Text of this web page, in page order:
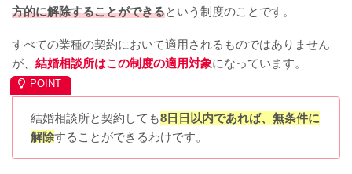
方的に解除することができるという制度のことです。
すべての業種の契約において適用されるものではありません
が、 結婚相談所はこの制度の適用対象になっています。
結婚相談所と契約しても8日日以内であれば、無条件に
解除することができるわけです。